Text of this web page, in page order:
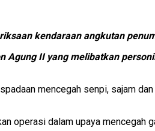
kendaraan angkutan
II yang melibatkan
mencegah senpi, sajam dan
operasi dalam upaya mencegah